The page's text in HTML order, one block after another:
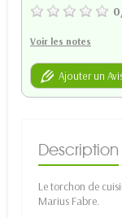
0
Voir les notes
Ajouter un
Description
Le torchon de
Marius Fabre.